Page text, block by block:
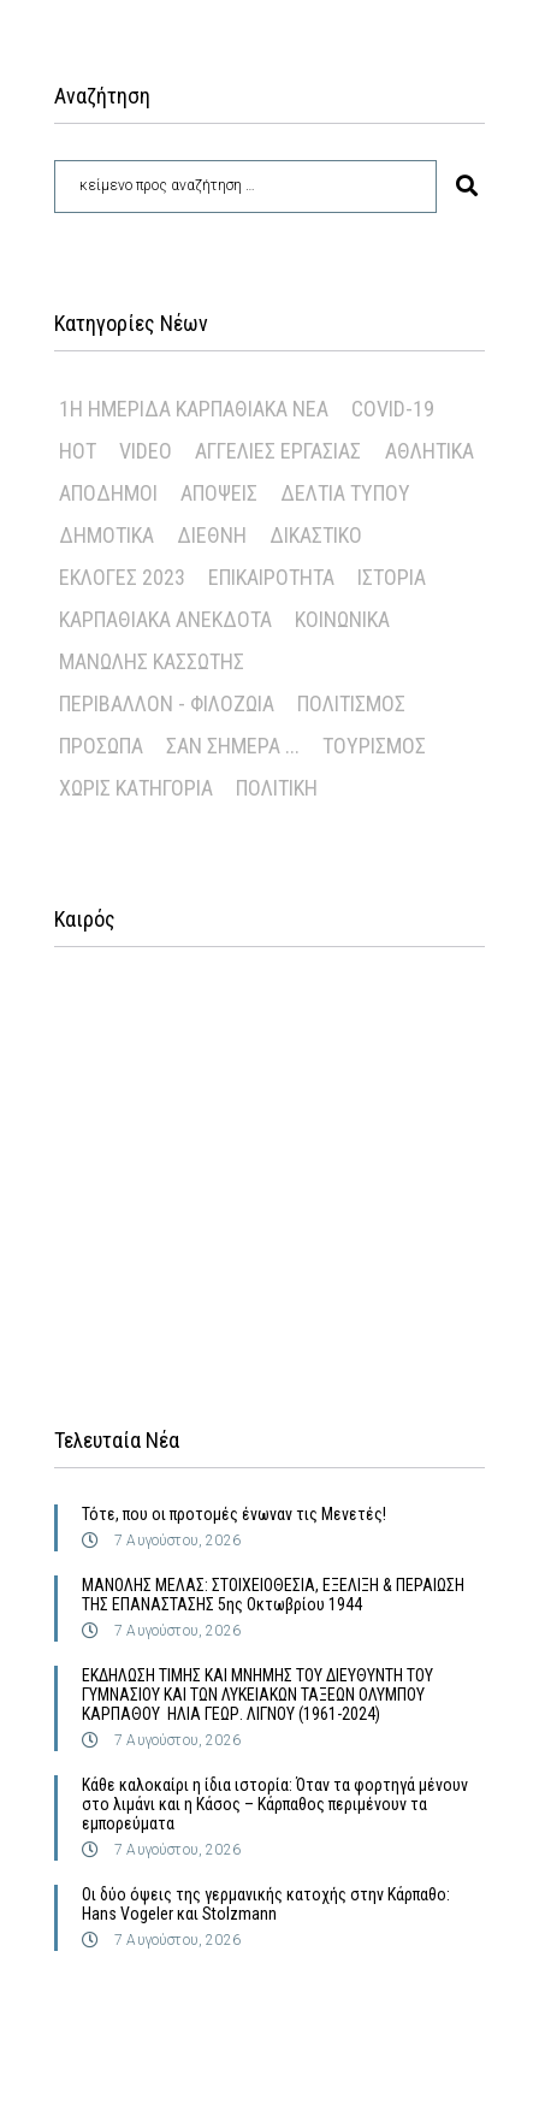
Αναζήτηση
Κατηγορίες Νέων
1Η ΗΜΕΡΊΔΑ ΚΑΡΠΑΘΙΑΚΆ ΝΈΑ
COVID-19
HOT
VIDEO ΑΓΓΕΛΊΕΣ ΕΡΓΑΣΊΑΣ
ΑΘΛΗΤΙΚΆ
ΑΠΌΔΗΜΟΙ
ΑΠΌΨΕΙΣ
ΔΕΛΤΊΑ ΤΎΠΟΥ
ΔΗΜΟΤΙΚΆ
ΔΙΕΘΝΉ
ΔΙΚΑΣΤΙΚΌ
ΕΚΛΟΓΈΣ 2023
ΕΠΙΚΑΙΡΌΤΗΤΑ
ΙΣΤΟΡΊΑ
ΚΑΡΠΑΘΙΑΚΆ ΑΝΈΚΔΟΤΑ
ΚΟΙΝΩΝΙΚΆ
ΜΑΝΏΛΗΣ ΚΑΣΣΏΤΗΣ
ΠΕΡΙΒΆΛΛΟΝ - ΦΙΛΟΖΩΊΑ
ΠΟΛΙΤΙΣΜΌΣ
ΠΡΌΣΩΠΑ
ΣΑΝ ΣΉΜΕΡΑ ...
ΤΟΥΡΙΣΜΌΣ
ΧΩΡΊΣ ΚΑΤΗΓΟΡΊΑ
ΠΟΛΙΤΙΚΉ
Καιρός
Τελευταία Νέα
Τότε, που οι προτομές ένωναν τις Μενετές!
7 Αυγούστου, 2026
MΑΝΟΛΗΣ ΜΕΛΑΣ: ΣΤΟΙΧΕΙΟΘΕΣΙΑ, ΕΞΕΛΙΞΗ & ΠΕΡΑΙΩΣΗ
ΤΗΣ ΕΠΑΝΑΣΤΑΣΗΣ 5ης Οκτωβρίου 1944
7 Αυγούστου, 2026
ΕΚΔΗΛΩΣΗ ΤΙΜΗΣ ΚΑΙ ΜΝΗΜΗΣ ΤΟΥ ΔΙΕΥΘΥΝΤΗ ΤΟΥ
ΓΥΜΝΑΣΙΟΥ ΚΑΙ ΤΩΝ ΛΥΚΕΙΑΚΩΝ ΤΑΞΕΩΝ ΟΛΥΜΠΟΥ
ΚΑΡΠΑΘΟΥ ΗΛΙΑ ΓΕΩΡ. ΛΙΓΝΟΥ (1961-2024)
7 Αυγούστου, 2026
Κάθε καλοκαίρι η ίδια ιστορία: Όταν τα φορτηγά μένουν
στο λιμάνι και η Κάσος – Κάρπαθος περιμένουν τα
εμπορεύματα
7 Αυγούστου, 2026
Οι δύο όψεις της γερμανικής κατοχής στην Κάρπαθο:
Hans Vogeler και Stolzmann
7 Αυγούστου, 2026